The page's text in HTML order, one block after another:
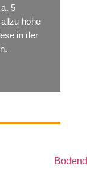
5
hohe
in der